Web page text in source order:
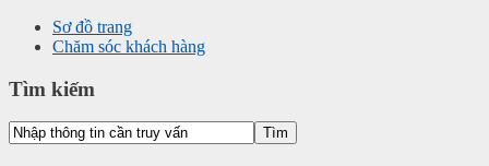
Sơ đồ trang
Chăm sóc khách hàng
Tìm kiếm